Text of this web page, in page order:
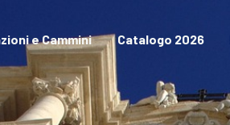
e Cammini Catalogo 2026